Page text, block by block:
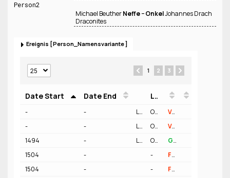
Person2
Michael BeutherNeffe − OnkelJohannes Drach
Draconites
Ereignis Person_Namensvariante
1 2 3
Date Start Date End Location Person
Funktion
- - Location Geo
Ort Nürnberg
Verfasser - Werk Trostschrift
-
- Location Geo
Ort Erfurt
Verfasser
1494
- Location Geo
Ort Karlstadt
Geburt
1504
- -
Freund
1504
- -
Freund